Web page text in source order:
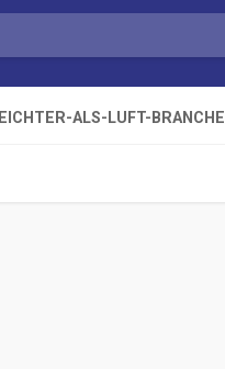
ALS-LUFT-BRANCHE